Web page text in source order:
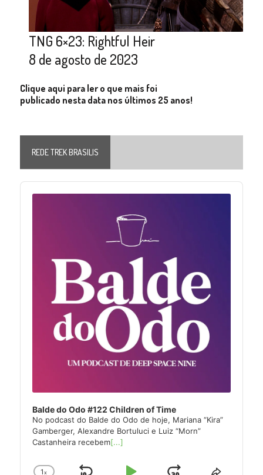
TNG 6×23: Rightful Heir
8 de agosto de 2023
Clique aqui para ler o que mais foi
publicado nesta data nos últimos 25 anos!
REDE TREK BRASILIS
Audio
Player
Balde do Odo #122 Children of Time
No podcast do Balde do Odo de hoje, Mariana “Kira”
Gamberger, Alexandre Bortuluci e Luiz “Morn”
Castanheira recebem[...]
1x